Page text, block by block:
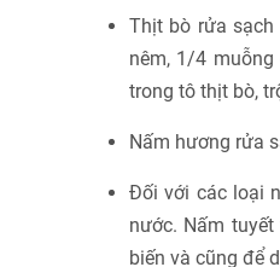
Thịt bò rửa
nêm, 1/4
trong tô thịt bò,
Nấm hương rửa
Đối với các loại
nước. Nấm
biến và cũng để